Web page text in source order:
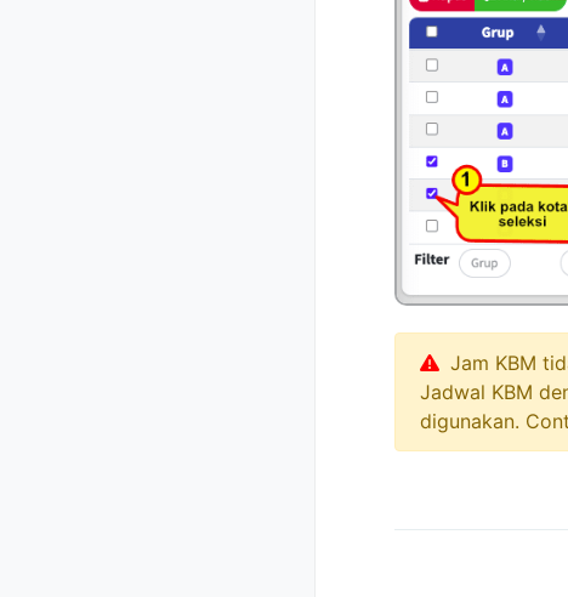
Jam KBM
Jadwal KBM
digunakan.